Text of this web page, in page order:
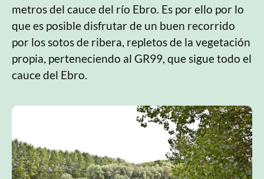
metros del cauce del río Ebro. Es por ello por lo
que es posible disfrutar de un buen recorrido
por los sotos de ribera, repletos de la vegetación
propia, perteneciendo al GR99, que sigue todo el
cauce del Ebro.